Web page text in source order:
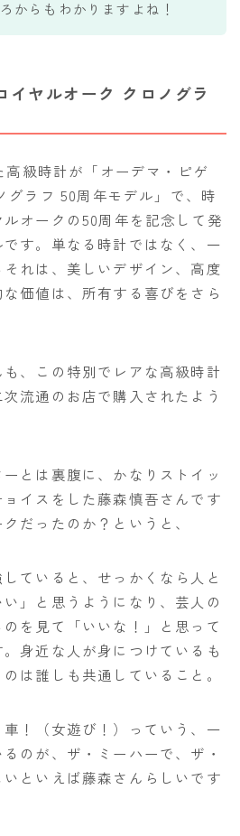
からもわかりますよね！
ヤルオーク クロノグラ
高級時計が「オーデマ・ピゲ
グラフ 50周年モデル」で、時
オークの50周年を記念して発
す。単なる時計ではなく、一
れは、美しいデザイン、高度
価値は、所有する喜びをさら
、この特別でレアな高級時計
流通のお店で購入されたよう
とは裏腹に、かなりストイッ
イスをした藤森慎吾さんです
だったのか？というと、
していると、せっかくなら人と
」と思うようになり、芸人の
を見て「いいな！」と思って
身近な人が身につけているも
は誰しも共通していること。
！（女遊び！）っていう、一
のが、ザ・ミーハーで、ザ・
といえば藤森さんらしいです